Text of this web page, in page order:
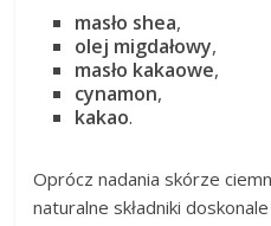
masło shea,
olej migdałowy,
masło kakaowe,
cynamon,
kakao.
Oprócz nadania skórze
naturalne składniki